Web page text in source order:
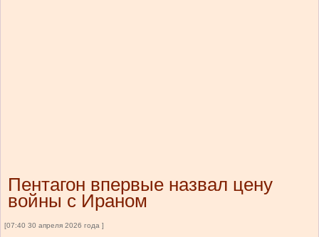
Пентагон впервые назвал цену
войны с Ираном
[07:40 30 апреля 2026 года ]